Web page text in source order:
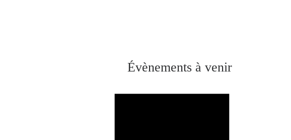
Évènements à venir